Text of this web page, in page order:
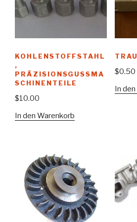
KOHLENSTOFFSTAHL
,
PRÄZISIONSGUSSMA
SCHINENTEILE
$10.00
In den Warenkorb
$0.50
In